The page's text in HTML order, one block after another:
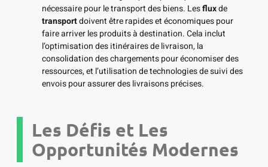
nécessaire pour le transport des biens. Lesfluxde
transportdoivent être rapides et économiques pour
faire arriver les produits à destination. Cela inclut
l’optimisation des itinéraires de livraison, la
consolidation des chargements pour économiser des
ressources, et l’utilisation de technologies de suivi des
envois pour assurer des livraisons précises.
Les Défis et Les
Opportunités Modernes